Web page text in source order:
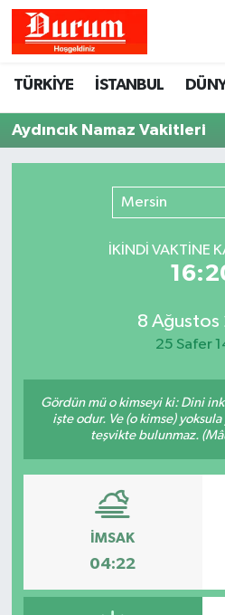
TÜRKİYE İSTANBUL
Aydıncık Namaz Vakitleri
Mersin
İKINDI VAKTİNE
8 Ağustos
25 Safer
Gördün mü o kimseyi ki: Dini
işte odur. Ve (o kimse)
teşvikte bulunmaz.
İMSAK
04:22
Hava Durumu
Namaz Vakitleri
Trafik Durumu
Süper Lig Puan Durumu
Son Dakika Haberleri